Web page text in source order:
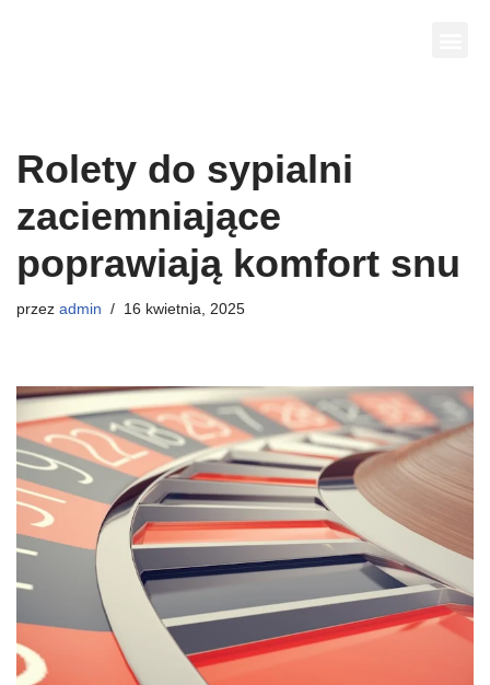
Rolety do sypialni
zaciemniające
poprawiają komfort snu
przez admin 16 kwietnia, 2025